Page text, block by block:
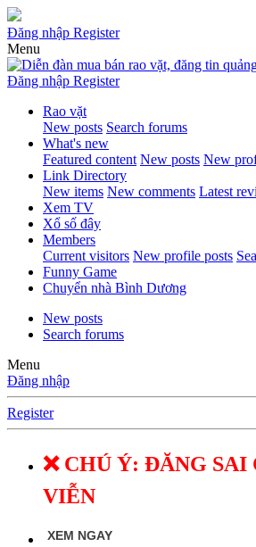
Đăng nhập Register
Menu
Đăng nhập Register
Rao vặt
New posts Search forums
What's new
Featured content New posts New
Link Directory
New items New comments Latest
Xem TV
Xổ số đây
Members
Current visitors New profile posts
Funny Game
Chuyển nhà Bình Dương
New posts
Search forums
Menu
Đăng nhập
Register
❌ CHÚ Ý: ĐĂNG
VIỄN